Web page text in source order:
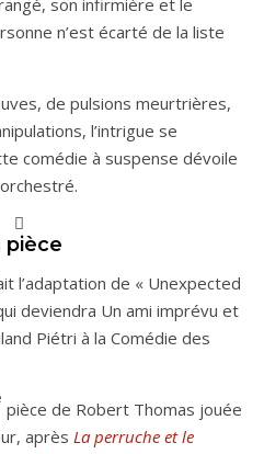
son infirmière et le
n’est écarté de la liste
de pulsions meurtrières,
l’intrigue se
comédie à suspense dévoile
pièce
l’adaptation de « Unexpected
deviendra Un ami imprévu et
Piétri à la Comédie des
pièce de Robert Thomas jouée
après La perruche et le